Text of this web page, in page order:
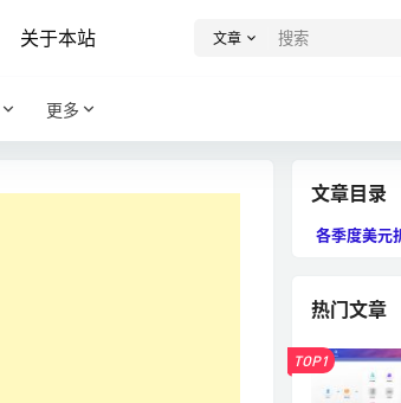
关于本站 文章
更多
文章目录
各季度美元
热门文章
TOP1